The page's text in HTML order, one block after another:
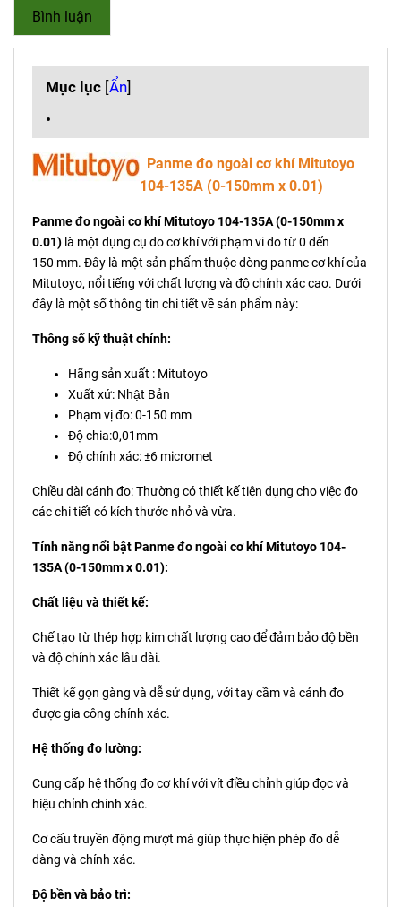
Bình luận
Mục lục [Ẩn]
Panme đo ngoài cơ khí Mitutoyo
104-135A (0-150mm x 0.01)
Panme đo ngoài cơ khí Mitutoyo 104-135A (0-150mm x
0.01) là một dụng cụ đo cơ khí với phạm vi đo từ 0 đến
150 mm. Đây là một sản phẩm thuộc dòng panme cơ khí của
Mitutoyo, nổi tiếng với chất lượng và độ chính xác cao. Dưới
đây là một số thông tin chi tiết về sản phẩm này:
Thông số kỹ thuật chính:
Hãng sản xuất : Mitutoyo
Xuất xứ: Nhật Bản
Phạm vị đo: 0-150 mm
Độ chia:0,01mm
Độ chính xác: ±6 micromet
Chiều dài cánh đo: Thường có thiết kế tiện dụng cho việc đo
các chi tiết có kích thước nhỏ và vừa.
Tính năng nổi bật Panme đo ngoài cơ khí Mitutoyo 104-
135A (0-150mm x 0.01):
Chất liệu và thiết kế:
Chế tạo từ thép hợp kim chất lượng cao để đảm bảo độ bền
và độ chính xác lâu dài.
Thiết kế gọn gàng và dễ sử dụng, với tay cầm và cánh đo
được gia công chính xác.
Hệ thống đo lường:
Cung cấp hệ thống đo cơ khí với vít điều chỉnh giúp đọc và
hiệu chỉnh chính xác.
Cơ cấu truyền động mượt mà giúp thực hiện phép đo dễ
dàng và chính xác.
Độ bền và bảo trì: